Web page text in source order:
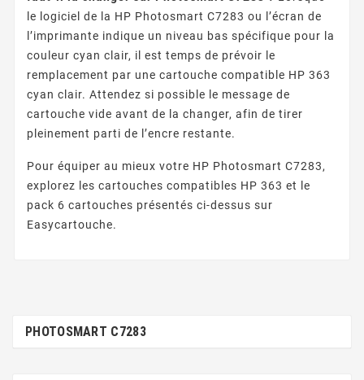
le logiciel de la HP Photosmart C7283 ou l’écran de
l’imprimante indique un niveau bas spécifique pour la
couleur cyan clair, il est temps de prévoir le
remplacement par une cartouche compatible HP 363
cyan clair. Attendez si possible le message de
cartouche vide avant de la changer, afin de tirer
pleinement parti de l’encre restante.
Pour équiper au mieux votre HP Photosmart C7283,
explorez les cartouches compatibles HP 363 et le
pack 6 cartouches présentés ci-dessus sur
Easycartouche.
PHOTOSMART C7283